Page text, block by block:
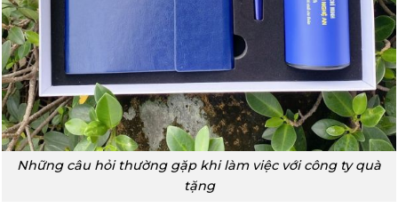
Những câu hỏi thường gặp khi làm việc với công ty quà
tặng